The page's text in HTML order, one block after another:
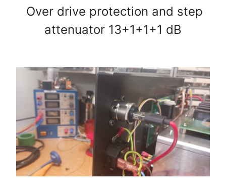
Over drive protection and step
attenuator 13+1+1+1 dB